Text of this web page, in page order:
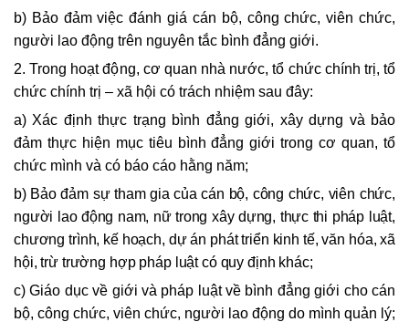
b) Bảo đảm việc đánh giá cán bộ, công chức, viên chức,
người lao động trên nguyên tắc bình đẳng giới.
2. Trong hoạt động, cơ quan nhà nước, tổ chức chính trị, tổ
chức chính trị – xã hội có trách nhiệm sau đây:
a) Xác định thực trạng bình đẳng giới, xây dựng và bảo
đảm thực hiện mục tiêu bình đẳng giới trong cơ quan, tổ
chức mình và có báo cáo hằng năm;
b) Bảo đảm sự tham gia của cán bộ, công chức, viên chức,
người lao động nam, nữ trong xây dựng, thực thi pháp luật,
chương trình, kế hoạch, dự án phát triển kinh tế, văn hóa, xã
hội, trừ trường hợp pháp luật có quy định khác;
c) Giáo dục về giới và pháp luật về bình đẳng giới cho cán
bộ, công chức, viên chức, người lao động do mình quản lý;